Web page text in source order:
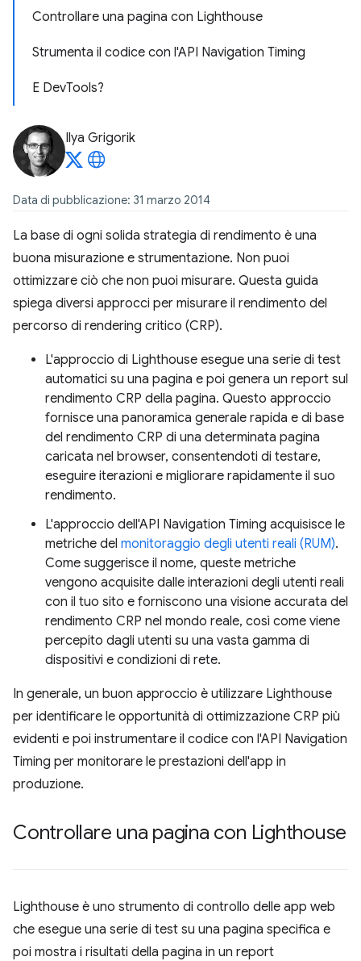
Controllare una pagina con Lighthouse
Strumenta il codice con l'API Navigation Timing
E DevTools?
Ilya Grigorik
Data di pubblicazione: 31 marzo 2014
La base di ogni solida strategia di rendimento è una
buona misurazione e strumentazione. Non puoi
ottimizzare ciò che non puoi misurare. Questa guida
spiega diversi approcci per misurare il rendimento del
percorso di rendering critico (CRP).
L'approccio di Lighthouse esegue una serie di test
automatici su una pagina e poi genera un report sul
rendimento CRP della pagina. Questo approccio
fornisce una panoramica generale rapida e di base
del rendimento CRP di una determinata pagina
caricata nel browser, consentendoti di testare,
eseguire iterazioni e migliorare rapidamente il suo
rendimento.
L'approccio dell'API Navigation Timing acquisisce le
metriche del monitoraggio degli utenti reali (RUM).
Come suggerisce il nome, queste metriche
vengono acquisite dalle interazioni degli utenti reali
con il tuo sito e forniscono una visione accurata del
rendimento CRP nel mondo reale, così come viene
percepito dagli utenti su una vasta gamma di
dispositivi e condizioni di rete.
In generale, un buon approccio è utilizzare Lighthouse
per identificare le opportunità di ottimizzazione CRP più
evidenti e poi instrumentare il codice con l'API Navigation
Timing per monitorare le prestazioni dell'app in
produzione.
Controllare una pagina con Lighthouse
Lighthouse è uno strumento di controllo delle app web
che esegue una serie di test su una pagina specifica e
poi mostra i risultati della pagina in un report